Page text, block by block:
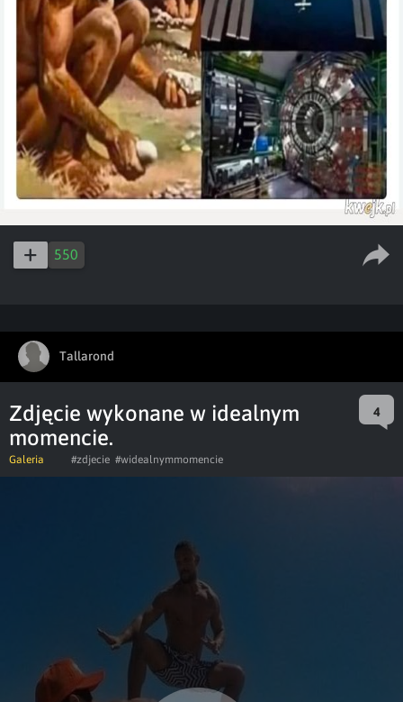
550
Tallarond
Zdjęcie wykonane w idealnym
momencie.
4
Galeria #zdjecie #widealnymmomencie